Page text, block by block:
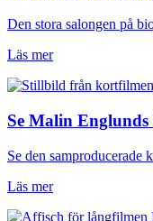
Den stora salongen på
Läs mer
Se Malin
Se den
Läs mer